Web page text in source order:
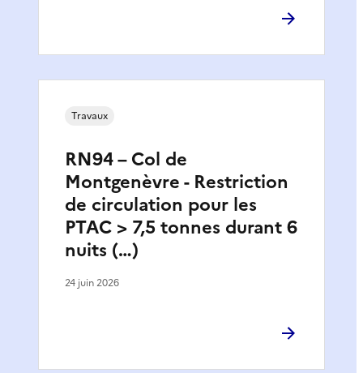
RN94 – Col de
Montgenèvre - Restriction
de circulation pour les
PTAC > 7,5 tonnes durant 6
nuits (…)
Travaux
24 juin 2026